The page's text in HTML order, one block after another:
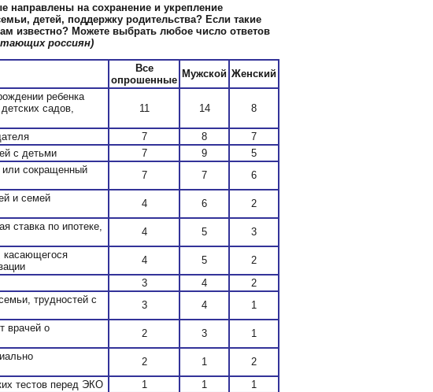
направлены на сохранение и укрепление
детей, поддержку родительства? Если такие
известно? Можете выбрать любое число ответов
россиян)
Все
опрошенные
Мужской Женский
ребенка
садов,
11 14 8
7 8
7
с детьми
7 9
5
сокращенный
7 7
6
и семей
4 6
2
ставка по ипотеке,
4 5
3
касающегося
4 5
2
3 4
2
трудностей с
3 4
1
врачей о
2 3
1
2 1
2
тестов перед ЭКО
1 1
1